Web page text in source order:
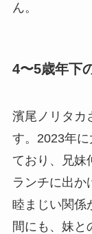
ん。
4〜5歳年下
濱尾ノリタカ
す。2023年
ており、兄妹
ランチに出か
睦まじい関係
間にも、妹と